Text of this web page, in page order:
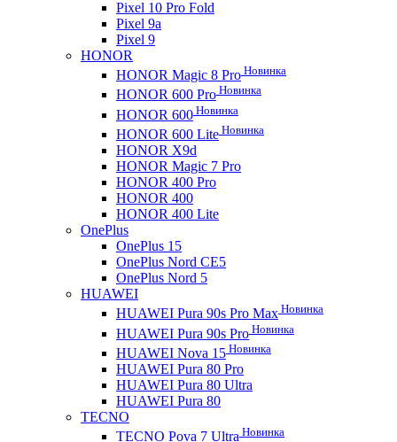
Pixel 10 Pro Fold
Pixel 9a
Pixel 9
HONOR
HONOR Magic 8 Pro Новинка
HONOR 600 Pro Новинка
HONOR 600 Новинка
HONOR 600 Lite Новинка
HONOR X9d
HONOR Magic 7 Pro
HONOR 400 Pro
HONOR 400
HONOR 400 Lite
OnePlus
OnePlus 15
OnePlus Nord CE5
OnePlus Nord 5
HUAWEI
HUAWEI Pura 90s Pro Max Новинка
HUAWEI Pura 90s Pro Новинка
HUAWEI Nova 15 Новинка
HUAWEI Pura 80 Pro
HUAWEI Pura 80 Ultra
HUAWEI Pura 80
TECNO
TECNO Pova 7 Ultra Новинка